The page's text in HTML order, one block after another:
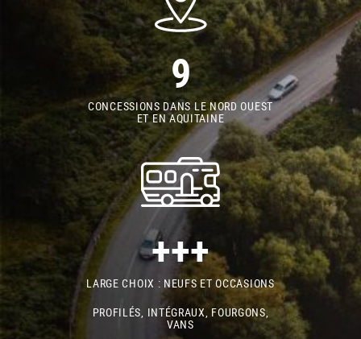
9
CONCESSIONS DANS LE NORD OUEST
ET EN AQUITAINE
+++
LARGE CHOIX : NEUFS ET OCCASIONS
PROFILÉS, INTÉGRAUX, FOURGONS,
VANS